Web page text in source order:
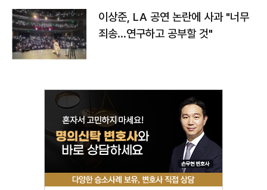
이상준, LA 공연 논란에 사과 "너무
죄송…연구하고 공부할 것"